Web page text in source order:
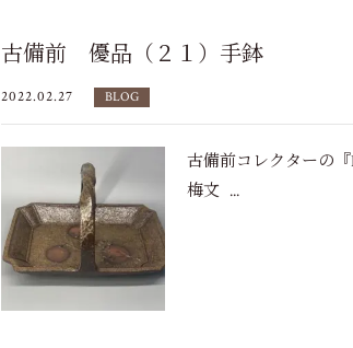
古備前 優品（２１）手鉢
2022.02.27 BLOG
古備前コレクターの
梅文 ...